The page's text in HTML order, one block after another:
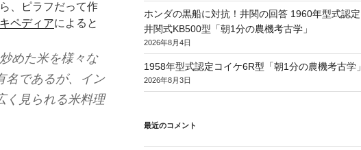
、ピラフだって作
ペディアによると
めた米を様々な
名であるが、イン
く見られる米料理
ホンダの黒船に対抗！井関の回答 1960年型式認定
井関式KB500型「朝1分の農機考古学」
2026年8月4日
1958年型式認定コイケ6R型「朝1分の農機考古学」
2026年8月3日
最近のコメント